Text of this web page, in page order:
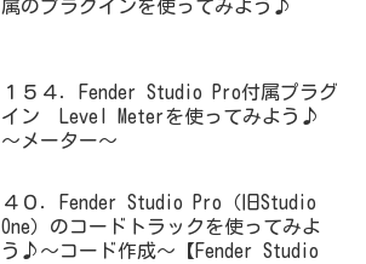
属のプラグインを使ってみよう♪
１５４．Fender Studio Pro付属プラグ
イン Level Meterを使ってみよう♪
～メーター～
４０．Fender Studio Pro（旧Studio
One）のコードトラックを使ってみよ
う♪～コード作成～【Fender Studio